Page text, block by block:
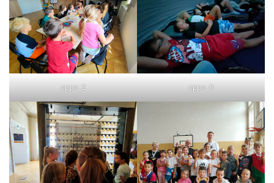
oppo_2 oppo_0